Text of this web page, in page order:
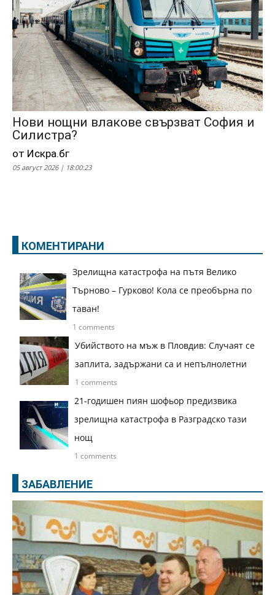
Нови нощни влакове свързват София и
Силистра?
от Искра.бг
05 август 2026 | 18:00:23
КОМЕНТИРАНИ
Зрелищна катастрофа на пътя Велико
Търново – Гурково! Кола се преобърна по
таван!
1 comments
Убийството на мъж в Пловдив: Случаят се
заплита, задържани са и непълнолетни
1 comments
21-годишен пиян шофьор предизвика
зрелищна катастрофа в Разградско тази
нощ
1 comments
ЗАБАВЛЕНИЕ